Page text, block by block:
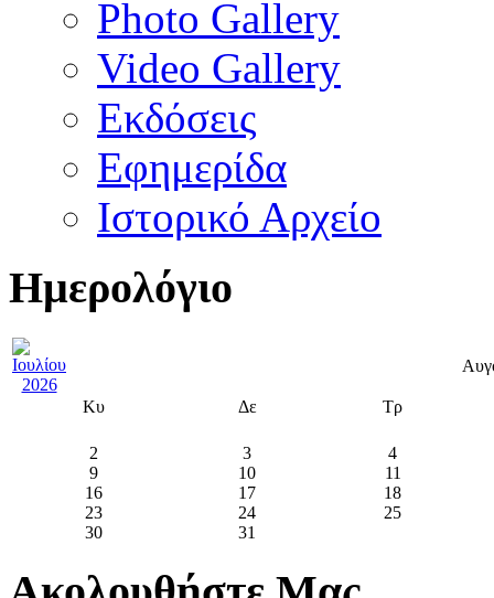
Photo Gallery
Video Gallery
Εκδόσεις
Εφημερίδα
Ιστορικό Αρχείο
Ημερολόγιο
Κυ Δε Τρ
2 3
4
9
10
11
16
17
18
23
24
25
30
31